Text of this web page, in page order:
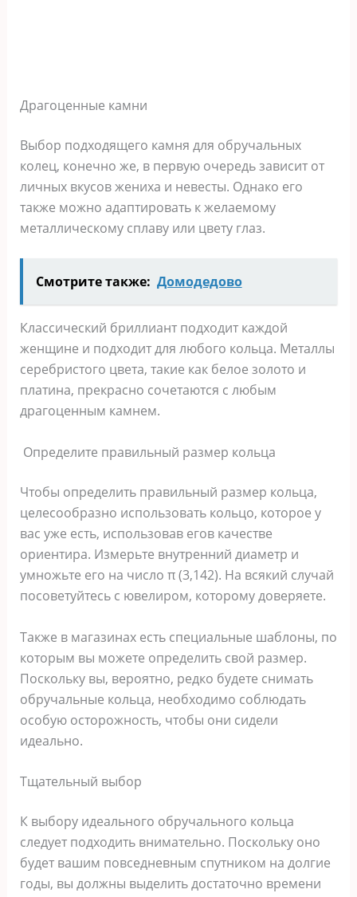
Драгоценные камни
Выбор подходящего камня для обручальных
колец, конечно же, в первую очередь зависит от
личных вкусов жениха и невесты. Однако его
также можно адаптировать к желаемому
металлическому сплаву или цвету глаз.
Смотрите также: Домодедово
Классический бриллиант подходит каждой
женщине и подходит для любого кольца. Металлы
серебристого цвета, такие как белое золото и
платина, прекрасно сочетаются с любым
драгоценным камнем.
Определите правильный размер кольца
Чтобы определить правильный размер кольца,
целесообразно использовать кольцо, которое у
вас уже есть, использовав егов качестве
ориентира. Измерьте внутренний диаметр и
умножьте его на число π (3,142). На всякий случай
посоветуйтесь с ювелиром, которому доверяете.
Также в магазинах есть специальные шаблоны, по
которым вы можете определить свой размер.
Поскольку вы, вероятно, редко будете снимать
обручальные кольца, необходимо соблюдать
особую осторожность, чтобы они сидели
идеально.
Тщательный выбор
К выбору идеального обручального кольца
следует подходить внимательно. Поскольку оно
будет вашим повседневным спутником на долгие
годы, вы должны выделить достаточно времени